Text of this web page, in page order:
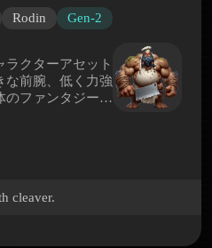
Rodin Gen-2
ラクターアセット
な前腕、低く力強
のファンタジーシ
装いを持ちなが
主役となり、料
ロン、ざらついた
けの個性を与え
cleaver.